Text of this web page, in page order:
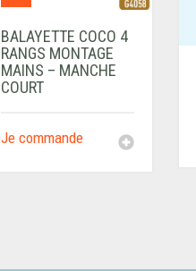
BALAYETTE COCO 4
RANGS MONTAGE
MAINS – MANCHE
COURT
Je commande